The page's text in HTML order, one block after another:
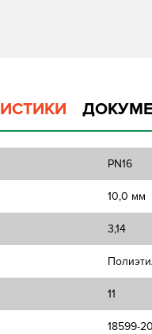
PN16
10,0 мм
3,14
11
18599-